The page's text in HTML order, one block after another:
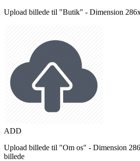
Upload billede til "Butik" - Dimension
ADD
Upload billede til "Om os" - Dimension
billede